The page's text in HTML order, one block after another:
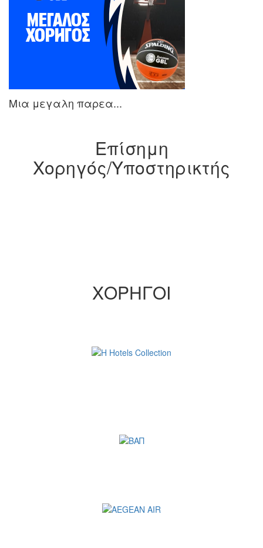
Μια μεγαλη παρεα...
Eπίσημη
Xορηγός/Yποστηρικτής
ΧΟΡΗΓΟΙ